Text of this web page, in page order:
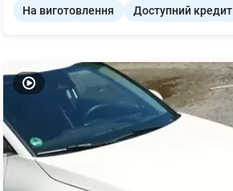
На виготовлення Доступний кредит